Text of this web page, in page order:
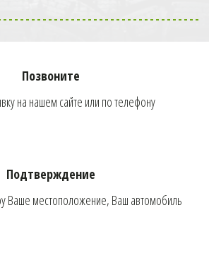
Мобильный
Рокоссовского!
оператора:
ОФОРМИТЬ ЗАКАЗ
Позвоните
на нашем сайте или по телефону
Подтверждение
Ваше местоположение, Ваш автомобиль